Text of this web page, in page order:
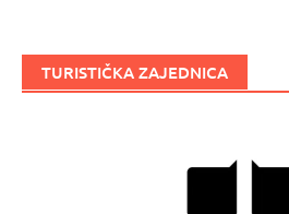
TURISTIČKA ZAJEDNICA